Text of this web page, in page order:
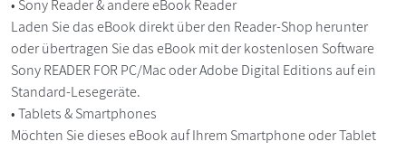
• Sony Reader & andere eBook Reader
Laden Sie das eBook direkt über den Reader-Shop herunter
oder übertragen Sie das eBook mit der kostenlosen Software
Sony READER FOR PC/Mac oder Adobe Digital Editions auf ein
Standard-Lesegeräte.
• Tablets & Smartphones
Möchten Sie dieses eBook auf Ihrem Smartphone oder Tablet